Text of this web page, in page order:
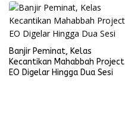
Banjir Peminat, Kelas
Kecantikan Mahabbah Project
EO Digelar Hingga Dua Sesi